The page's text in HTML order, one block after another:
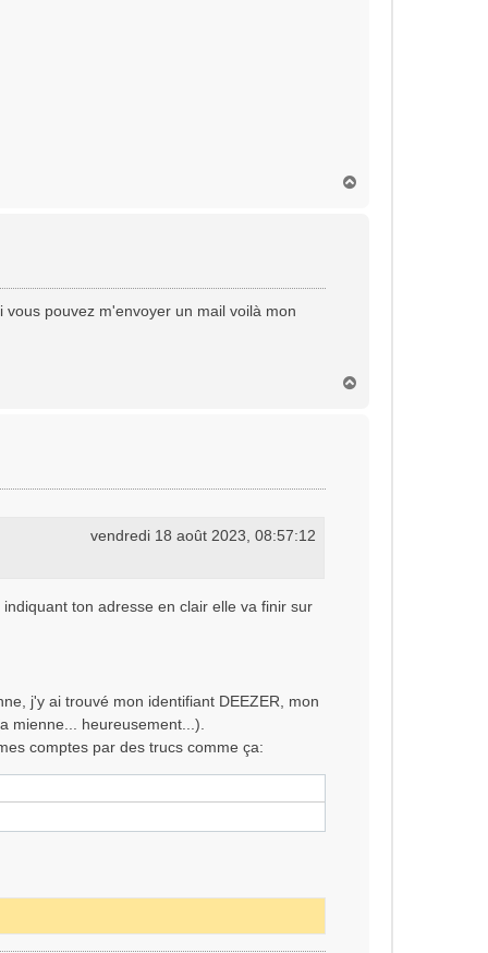
pouvez m'envoyer un mail voilà mon
vendredi 18 août 2023, 08:57:12
ton adresse en clair elle va finir sur
j'y ai trouvé mon identifiant DEEZER, mon
mienne... heureusement...).
comptes par des trucs comme ça: